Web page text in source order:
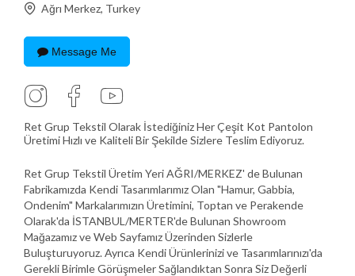
Ağrı Merkez, Turkey
Message Me
Ret Grup Tekstil Olarak İstediğiniz Her Çeşit Kot Pantolon
Üretimi Hızlı ve Kaliteli Bir Şekilde Sizlere Teslim Ediyoruz.
Ret Grup Tekstil Üretim Yeri AĞRI/MERKEZ' de Bulunan
Fabrikamızda Kendi Tasarımlarımız Olan "Hamur, Gabbia,
Ondenim" Markalarımızın Üretimini, Toptan ve Perakende
Olarak'da İSTANBUL/MERTER'de Bulunan Showroom
Mağazamız ve Web Sayfamız Üzerinden Sizlerle
Buluşturuyoruz. Ayrıca Kendi Ürünlerinizi ve Tasarımlarınızı'da
Gerekli Birimle Görüşmeler Sağlandıktan Sonra Siz Değerli